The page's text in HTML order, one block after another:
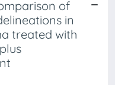
of
in
treated with